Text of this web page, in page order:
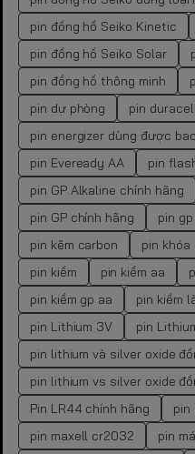
pin đồng hồ Seiko Kinetic
pin đồng hồ Seiko Solar
pin đồng hồ thông minh
pin dự phòng
pin
pin energizer dùng được
pin Eveready AA
pin
pin GP Alkaline chính hãng
pin GP chính hãng
pin
pin kẽm carbon
pin khóa
pin kiềm
pin kiềm aa
pin kiềm gp aa
pin kiềm
pin Lithium 3V
pin
pin lithium và silver oxide
pin lithium vs silver oxide
Pin LR44 chính hãng
pin
pin maxell cr2032
pin